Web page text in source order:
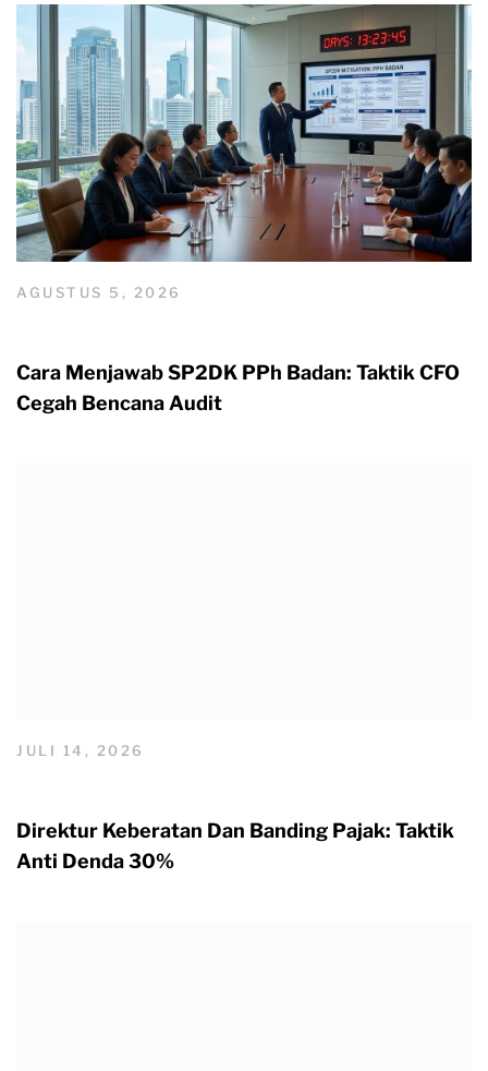
AGUSTUS 5, 2026
Cara Menjawab SP2DK PPh Badan: Taktik CFO
Cegah Bencana Audit
JULI 14, 2026
Direktur Keberatan Dan Banding Pajak: Taktik
Anti Denda 30%